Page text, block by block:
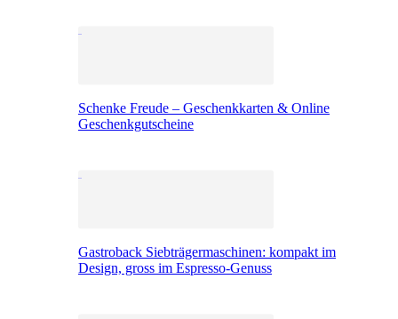
Schenke Freude – Geschenkkarten & Online
Geschenkgutscheine
Gastroback Siebträgermaschinen: kompakt im
Design, gross im Espresso-Genuss